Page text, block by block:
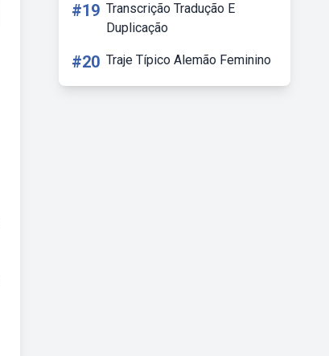
#19 Transcrição Tradução E
Duplicação
#20 Traje Típico Alemão Feminino